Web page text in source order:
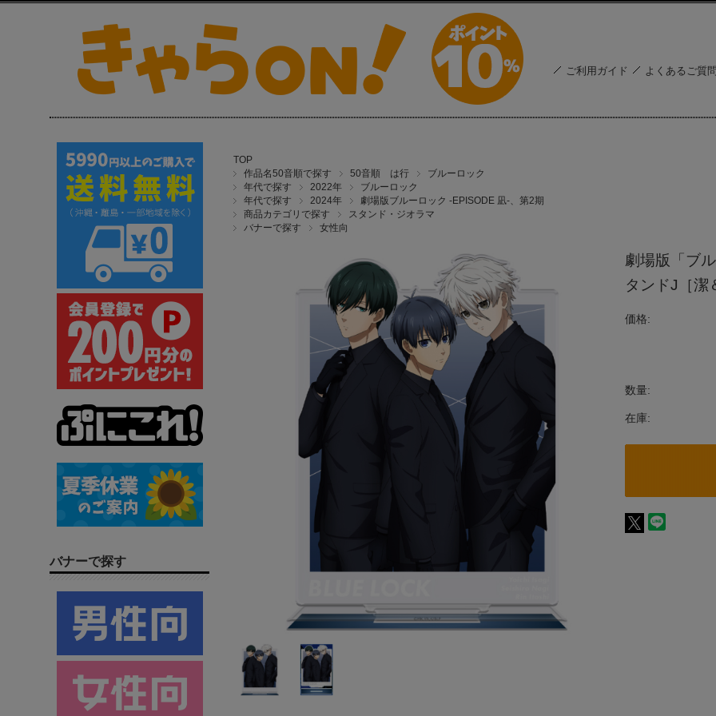
ご利用ガイド よくあるご質
TOP
作品名50音順で探す
50音順 は行
ブルーロック
年代で探す
2022年
ブルーロック
年代で探す
2024年
劇場版ブルーロック -EPISODE 凪-、第2期
商品カテゴリで探す
スタンド・ジオラマ
バナーで探す
女性向
劇場版「ブ
タンドJ［潔
価格:
数量:
在庫:
バナーで探す